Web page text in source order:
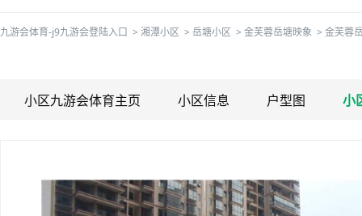
九游会体育-j9九游会登陆入口 > 湘潭小区 > 岳塘小区 > 金芙蓉岳塘映象 > 金芙蓉
小区九游会体育主页 小区信息 户型图 小